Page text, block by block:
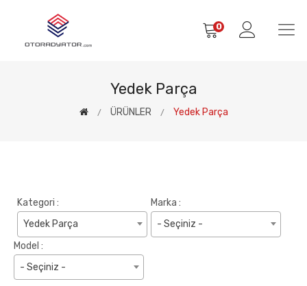
0
Yedek Parça
ÜRÜNLER Yedek Parça
Kategori :
Yedek Parça
Marka :
- Seçiniz -
Model :
- Seçiniz -